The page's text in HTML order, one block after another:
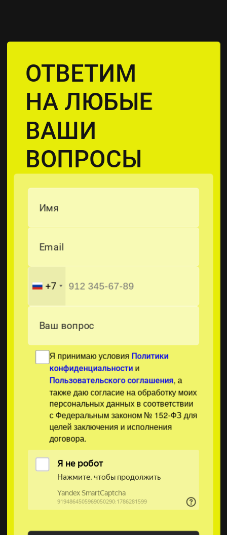
ОТВЕТИМ
НА ЛЮБЫЕ
ВАШИ
ВОПРОСЫ
Имя
Email
+7
Ваш вопрос
Я принимаю условия Политики
конфиденциальности и
Пользовательского соглашения, а
также даю согласие на обработку моих
персональных данных в соответствии
с Федеральным законом № 152-ФЗ для
целей заключения и исполнения
договора.